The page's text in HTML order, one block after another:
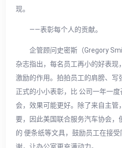
现。
——表彰每个人的贡献。
企管顾问史密斯（Gregory
杂志指出，每名员工再小的好表现
激励的作用。拍拍员工的肩膀、写
正式的小小表彰，比 公司一年一
会，效果可能更好。除了来自主管
要，因此美国联合服务汽车协会，
的 便条纸等文具，鼓励员工在接